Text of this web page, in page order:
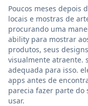
Poucos meses depois
locais e mostras de
procurando uma
ability para mostrar
produtos, seus
visualmente atraente.
adequada para isso.
apps antes de
parecia fazer parte do
usar.